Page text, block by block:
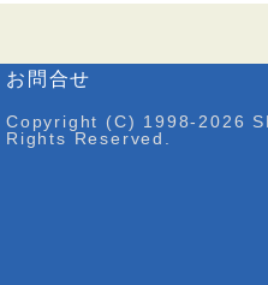
お問合せ
Copyright (C) 1998-2026
Rights Reserved.